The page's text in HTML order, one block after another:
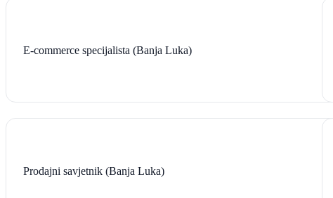
E-commerce specijalista (Banja Luka)
Prodajni savjetnik (Banja Luka)